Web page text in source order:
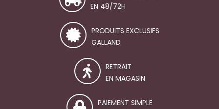
EN 48/72H
PRODUITS EXCLUSIFS
GALLAND
RETRAIT
EN MAGASIN
PAIEMENT SIMPLE